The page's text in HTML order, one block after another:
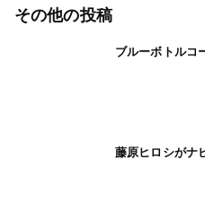
その他の投稿
ブルーボトルコ
藤原ヒロシがナ